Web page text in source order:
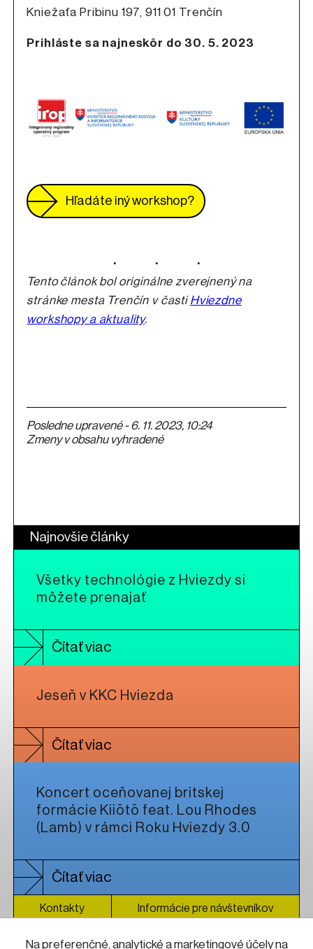
Na preferenčné, analytické a marketingové účely na
Kniežaťa Pribinu 197, 911 01 Trenčín
Prihláste sa najneskôr do 30. 5. 2023
Hľadáte iný workshop? Odkaz sa otvorí na
Tento článok bol originálne zverejnený na
stránke mesta Trenčín v častiHviezdne
workshopy a aktuality.
Posledne upravené - 6. 11. 2023, 10:24
Zmeny v obsahu vyhradené
Najnovšie články
Všetky technológie z Hviezdy si
môžete prenajať
Čítať viac
Jeseň v KKC Hviezda
Čítať viac
Koncert oceňovanej britskej
formácie Kiiōtō feat. Lou Rhodes
(Lamb) v rámci Roku Hviezdy 3.0
Čítať viac
Kontakty Informácie pre návštevníkov